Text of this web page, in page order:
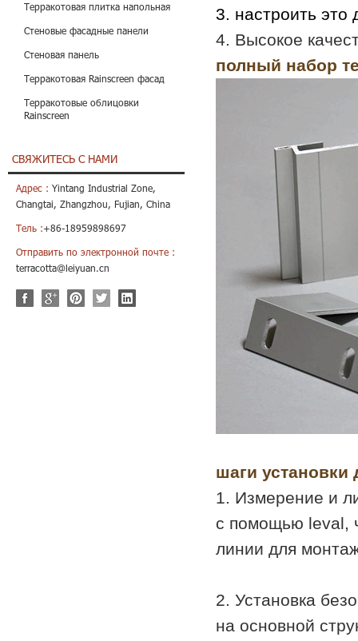
Терракотовая плитка напольная
Стеновые фасадные панели
Стеновая панель
Терракотовая Rainscreen фасад
Терракотовые облицовки
Rainscreen
СВЯЖИТЕСЬ С НАМИ
Адрес : Yintang Industrial Zone,
Changtai, Zhangzhou, Fujian, China
Тель :+86-18959898697
Отправить по электронной почте :
terracotta@leiyuan.cn
3. настроить это
4. Высокое
полный набор
шаги установки
1. Измерение и
с помощью leval,
линии для
2. Установка
на основной